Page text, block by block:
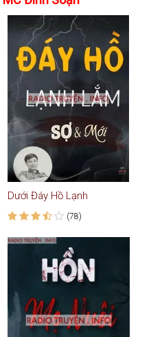
Dưới Đáy Hồ Lạnh
(78)